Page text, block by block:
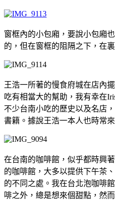
窗框內的小包廂，要說小包廂
的，但在窗框的阻隔之下，在
王浩一所著的慢食府城在店內
吃有相當大的幫助，我有幸在
不少台南小吃的歷史以及名店
書籍。據說王浩一本人也時常
在台南的咖啡館，似乎都時興
的咖啡館，大多以提供下午茶
的不同之處。我在台北泡咖啡
啡之外，總是想來個甜點，然